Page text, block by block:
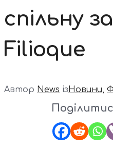
спільну
Filioque
Автор News ізНовини,